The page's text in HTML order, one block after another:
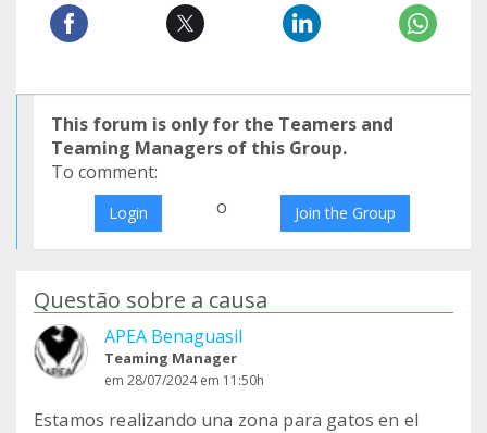
This forum is only for the Teamers and
Teaming Managers of this Group.
To comment:
Login o Join the Group
Questão sobre a causa
APEA Benaguasil
Teaming Manager
em 28/07/2024 em 11:50h
Estamos realizando una zona para gatos en el